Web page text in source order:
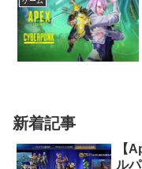
新着記事
【
ル